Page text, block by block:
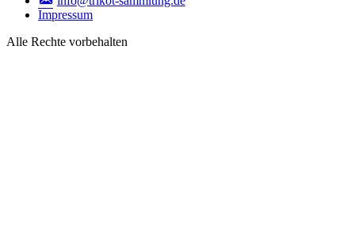
Impressum
Alle Rechte vorbehalten